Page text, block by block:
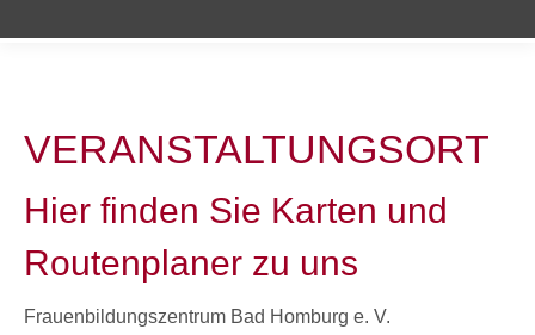
VERANSTALTUNGSORT
Hier finden Sie Karten und
Routenplaner zu uns
Frauenbildungszentrum Bad Homburg e. V.